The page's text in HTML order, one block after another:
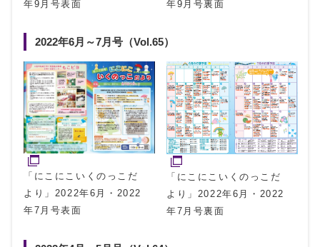
年9月号表面
年9月号裏面
2022年6月～7月号（Vol.65）
「にこにこいくのっこだ
より」2022年6月・2022
年7月号表面
「にこにこいくのっこだ
より」2022年6月・2022
年7月号裏面